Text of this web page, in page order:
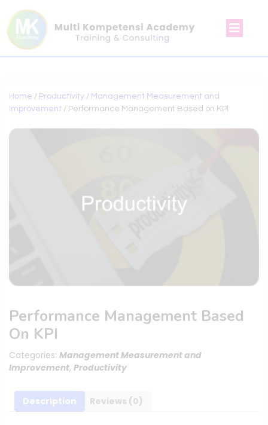
Home / Productivity / Management Measurement and
Improvement / Performance Management Based on KPI
Performance Management Based
On KPI
Categories: Management Measurement and
Improvement, Productivity
Description Reviews (0)